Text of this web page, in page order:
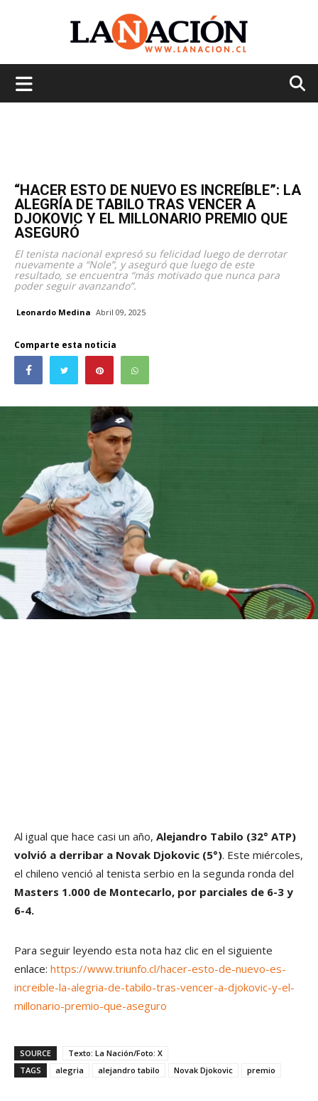
“HACER ESTO DE NUEVO ES INCREÍBLE”: LA
ALEGRÍA DE TABILO TRAS VENCER A
DJOKOVIC Y EL MILLONARIO PREMIO QUE
ASEGURÓ
El tenista nacional expresó su felicidad luego de derrotar
nuevamente a “Nole”, y aseguró que luego de este
resultado, se encuentra “más motivado que nunca para
poder seguir avanzando”.
Leonardo Medina Abril 09, 2025
Comparte esta noticia
Al igual que hace casi un año, Alejandro Tabilo (32° ATP)
volvió a derribar a Novak Djokovic (5°). Este miércoles,
el chileno venció al tenista serbio en la segunda ronda del
Masters 1.000 de Montecarlo, por parciales de 6-3 y
6-4.
Para seguir leyendo esta nota haz clic en el siguiente
enlace: https://www.triunfo.cl/hacer-esto-de-nuevo-es-
increible-la-alegria-de-tabilo-tras-vencer-a-djokovic-y-el-
millonario-premio-que-aseguro
SOURCE
Texto: La Nación/Foto: X
TAGS
alegria alejandro tabilo Novak Djokovic premio